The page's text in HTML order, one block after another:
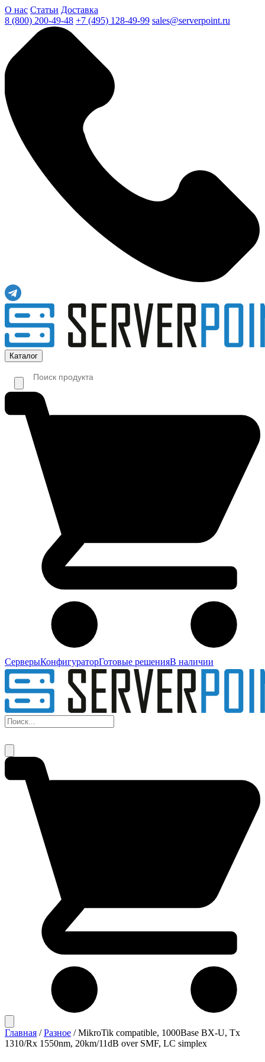
О нас Статьи Доставка
8 (800) 200-49-48 +7 (495) 128-49-99 sales@serverpoint.ru
Каталог
СерверыКонфигураторГотовые решенияВ наличии
Главная / Разное / MikroTik compatible, 1000Base BX-U, Tx
1310/Rx 1550nm, 20km/11dB over SMF, LC simplex